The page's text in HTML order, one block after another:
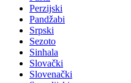
Perzijski
Pandžabi
Srpski
Sezoto
Sinhala
Slovački
Slovenački